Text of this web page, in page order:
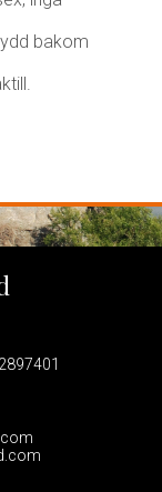
bakom